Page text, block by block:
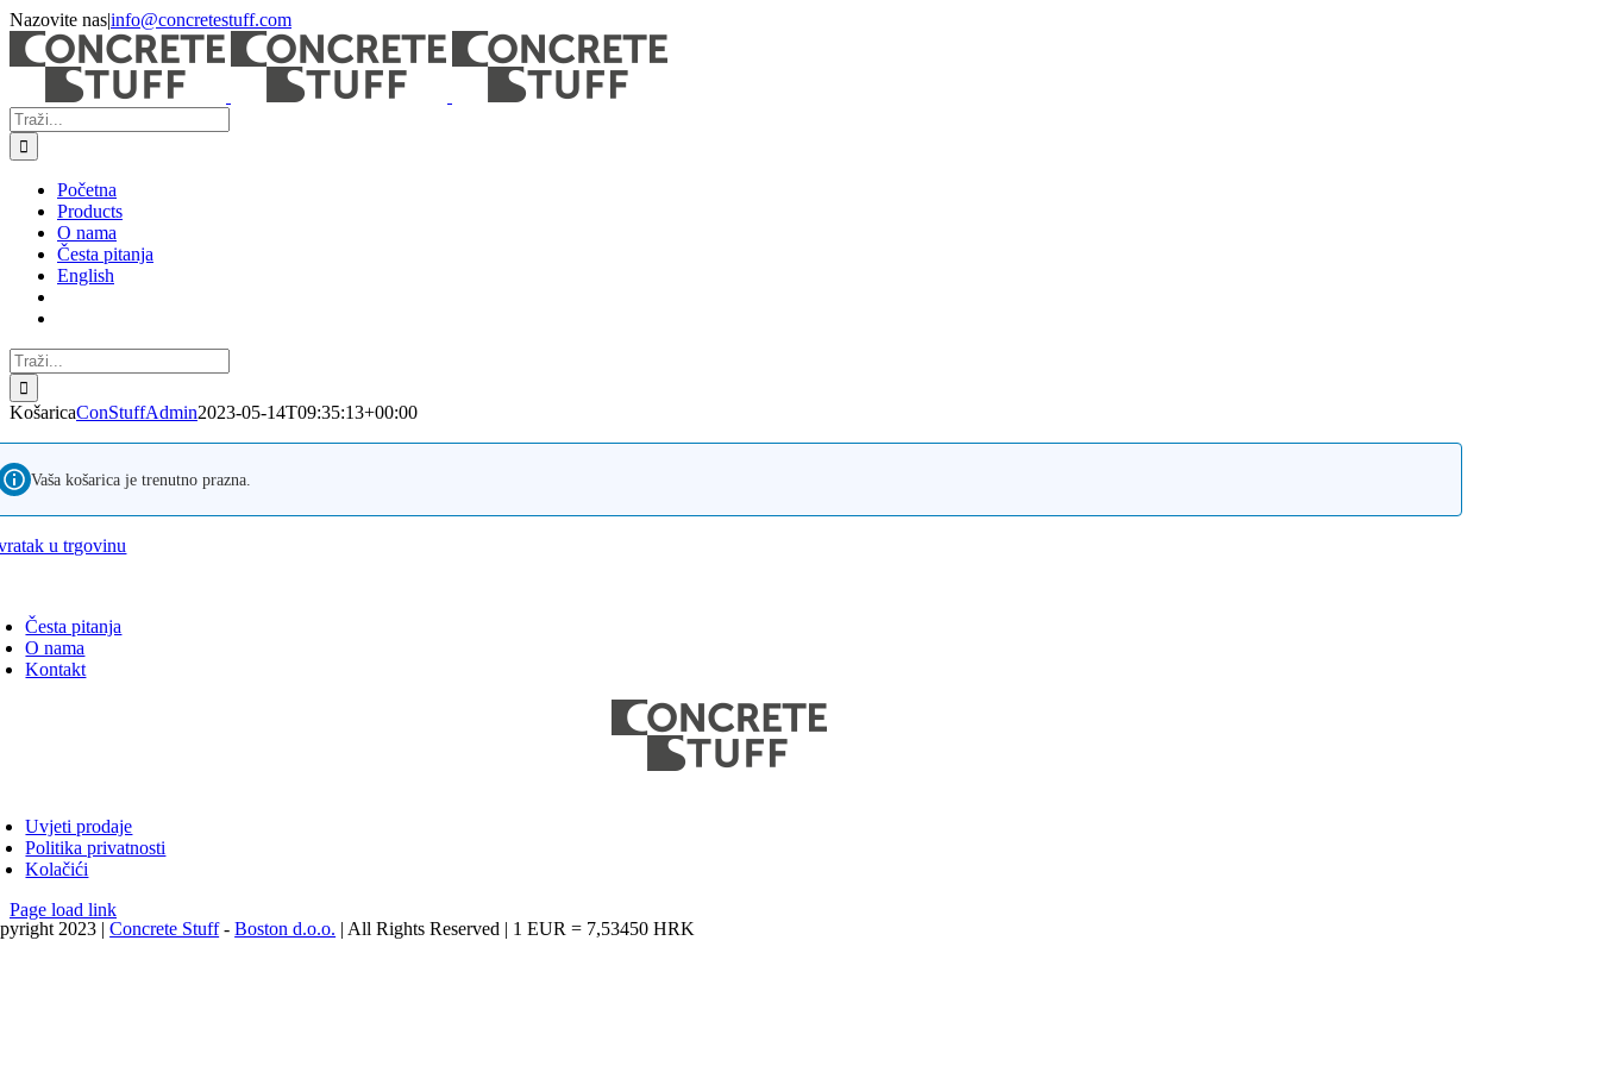
Skip
content
Nazovite nas|info@concretestuff.com
Facebook
Instagram
Email:
Traži...
Početna
Products
O nama
Česta pitanja
English
Traži...
KošaricaConStuffAdmin2023-05-14T09:35:13+00:00
Vaša košarica je trenutno prazna.
u trgovinu
Česta pitanja
O nama
Kontakt
Uvjeti prodaje
Politika privatnosti
Kolačići
2023 |Concrete Stuff-Boston d.o.o. | All Rights Reserved | 1 EUR = 7,53450 HRK
Page load link
Go